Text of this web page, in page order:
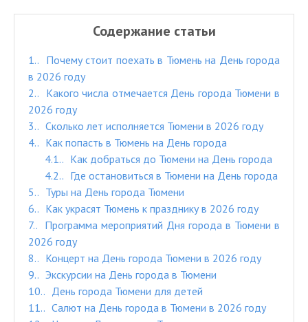
Содержание статьи
1.
Почему стоит поехать в Тюмень на День города
в 2026 году
2.
Какого числа отмечается День города Тюмени в
2026 году
3.
Сколько лет исполняется Тюмени в 2026 году
4.
Как попасть в Тюмень на День города
4.1.
Как добраться до Тюмени на День города
4.2.
Где остановиться в Тюмени на День города
5.
Туры на День города Тюмени
6.
Как украсят Тюмень к празднику в 2026 году
7.
Программа мероприятий Дня города в Тюмени в
2026 году
8.
Концерт на День города Тюмени в 2026 году
9.
Экскурсии на День города в Тюмени
10.
День города Тюмени для детей
11.
Салют на День города в Тюмени в 2026 году